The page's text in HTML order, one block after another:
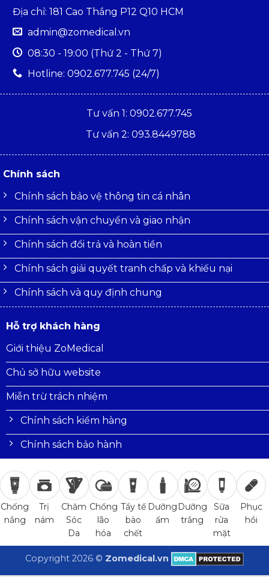
Địa chỉ: 181 Cao Thắng P12 Q10 HCM
admin@zomedical.vn
08:30 - 19:00 (Thứ 2 - Thứ 7)
Hotline: 0902.677.745 (24/7)
Tư vấn 1: 0902.677.745
Tư vấn 2: 093.8449788
Chính sách
Chính sách bảo vệ thông tin cá nhân
Chính sách vận chuyển và giao nhận
Chính sách đổi trả và hoàn tiền
Chính sách giải quyết tranh chấp và khiếu nại
Chính sách và quy định chung
Hỗ trợ khách hàng
Giới thiệu ZoMedical
Chủ sở hữu website
Miễn trừ trách nhiệm
Chính sách kiểm hàng
Chính sách bảo hành
Chống
nắng
Trị
nám
Chăm
Sóc
Da
Chống
lão
hóa
Tẩy tế
bào
chết
Dưỡng
ẩm
Dưỡng
trắng
Sữa
rửa
mặt
Phục
hồi
Copyright 2026 © Zomedical.vn